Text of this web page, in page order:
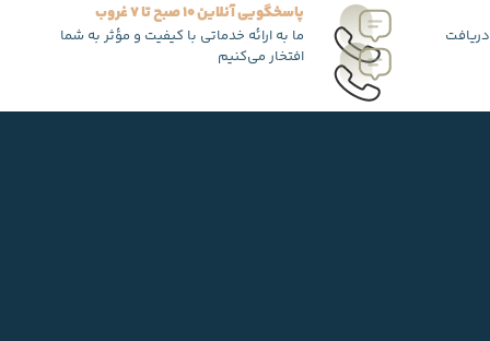
پاسخگویی آنلاین 10 صبح تا 7 غروب
ما به ارائه خدماتی با کیفیت و مؤثر به شما
افتخار می‌کنیم